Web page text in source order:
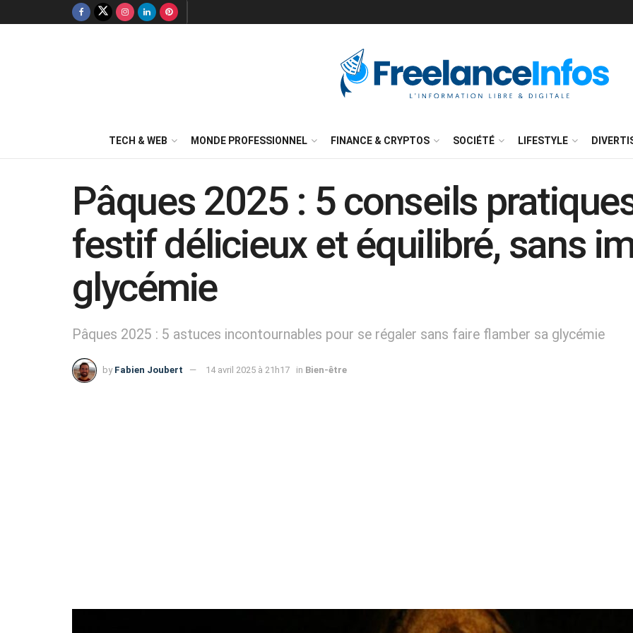
TECH & WEB MONDE PROFESSIONNEL FINANCE & CRYPTOS SOCIÉTÉ LIFESTYLE
Pâques 2025 : 5 conseils
festif délicieux et équilibré, sans
glycémie
Pâques 2025 : 5 astuces incontournables pour se régaler sans faire flamber sa glycémie
by Fabien Joubert 14 avril 2025 à 21h17 in Bien-être